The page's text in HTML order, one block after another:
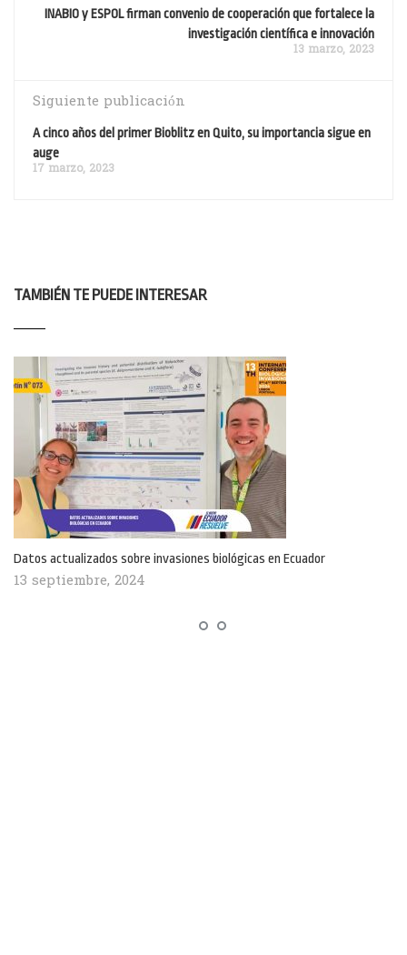
INABIO y ESPOL firman convenio de cooperación que fortalece la
investigación científica e innovación
13 marzo, 2023
Siguiente publicación
A cinco años del primer Bioblitz en Quito, su importancia sigue en
auge
17 marzo, 2023
TAMBIÉN TE PUEDE INTERESAR
Datos actualizados sobre invasiones biológicas en Ecuador
13 septiembre, 2024